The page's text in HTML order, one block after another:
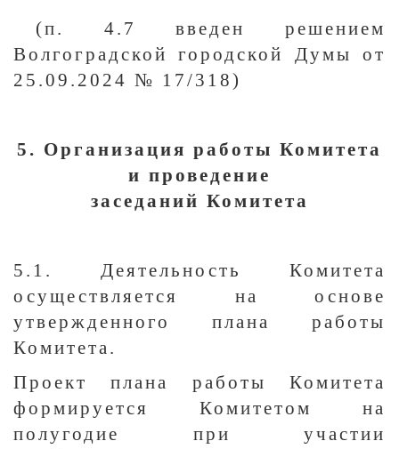
(п. 4.7 введен решением
Волгоградской городской Думы от
25.09.2024 № 17/318)
5. Организация работы Комитета
и проведение
заседаний Комитета
5.1. Деятельность Комитета
осуществляется на основе
утвержденного плана работы
Комитета.
Проект плана работы Комитета
формируется Комитетом на
полугодие при участии